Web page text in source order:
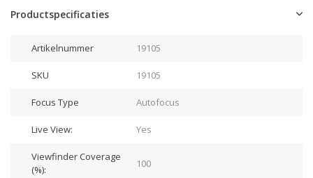
Productspecificaties
Artikelnummer 19105
SKU 19105
Focus Type Autofocus
Live View: Yes
Viewfinder Coverage
(%):
100